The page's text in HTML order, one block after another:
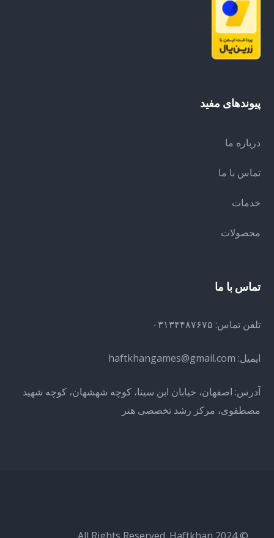
پیوندهای مفید
درباره ما
تماس با ما
خدمات
محصولات
تماس با ما
تلفن تماس: ۰۳۱۳۴۴۸۷۶۷۵
ایمیل: haftkhangames@gmail.com
آدرس: اصفهان، خیابان ابن سینا، کوچه شهشهان، کوچه شهید
مصطفوی، مرکز رشد تخصصی هنر
© 2024 All Rights Reserved. Haftkhan